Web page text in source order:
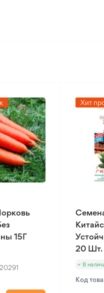
15Г
20291
Хит
20 Шт.
В
Код